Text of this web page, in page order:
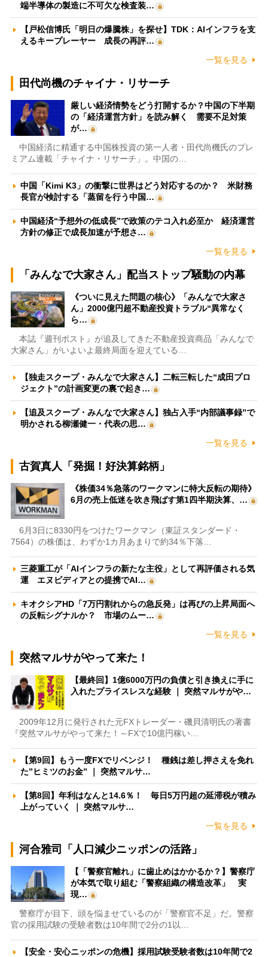
端半導体の製造に不可欠な検査装…
【戸松信博氏「明日の爆騰株」を探せ】TDK：AIインフラを支
えるキープレーヤー 成長の再評…
一覧を見る
田代尚機のチャイナ・リサーチ
厳しい経済情勢をどう打開するか？中国の下半期
の「経済運営方針」を読み解く 需要不足対策
が…
中国経済に精通する中国株投資の第一人者・田代尚機氏のプレ
ミアム連載「チャイナ・リサーチ」。中国の…
中国「Kimi K3」の衝撃に世界はどう対応するのか？ 米財務
長官が検討する「蒸留を行う中国…
中国経済“予想外の低成長”で政策のテコ入れ必至か 経済運営
方針の修正で成長加速が予想さ…
一覧を見る
「みんなで大家さん」配当ストップ騒動の内幕
《ついに見えた問題の核心》「みんなで大家さ
ん」2000億円超不動産投資トラブル“異常なく
ら…
本誌『週刊ポスト』が追及してきた不動産投資商品「みんなで
大家さん」がいよいよ最終局面を迎えている…
【独走スクープ・みんなで大家さん】二転三転した“成田プロ
ジェクト”の計画変更の裏で起き…
【追及スクープ・みんなで大家さん】独占入手“内部議事録”で
明かされる柳瀬健一・代表の思…
一覧を見る
古賀真人「発掘！好決算銘柄」
《株価34％急落のワークマンに特大反転の期待》
6月の売上低迷を吹き飛ばす第1四半期決算、…
6月3日に8330円をつけたワークマン（東証スタンダード・
7564）の株価は、わずか1カ月あまりで約34％下落…
三菱重工が「AIインフラの新たな主役」として再評価される気
運 エヌビディアとの提携でAI…
キオクシアHD「7万円割れからの急反発」は再びの上昇局面へ
の反転シグナルか？ 市場のムー…
一覧を見る
突然マルサがやって来た！
【最終回】1億6000万円の負債と引き換えに手に
入れたプライスレスな経験 ｜ 突然マルサがや…
2009年12月に発行された元FXトレーダー・磯貝清明氏の著書
『突然マルサがやって来た！～FXで10億円稼い…
【第9回】もう一度FXでリベンジ！ 種銭は差し押さえを免れ
た”ヒミツのお金” ｜ 突然マルサ…
【第8回】年利はなんと14.6％！ 毎日5万円超の延滞税が積み
上がっていく ｜ 突然マルサ…
一覧を見る
河合雅司「人口減少ニッポンの活路」
【「警察官離れ」に歯止めはかかるか？】警察庁
が本気で取り組む「警察組織の構造改革」 実
現…
警察庁が目下、頭を悩ませているのが「警察官不足」だ。警察
官の採用試験の受験者数は10年間で2分の1以…
【安全・安心ニッポンの危機】採用試験受験者数は10年間で2